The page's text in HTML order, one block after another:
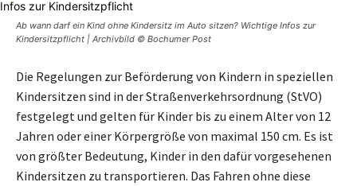
Ab wann darf ein Kind ohne Kindersitz im Auto sitzen? Wichtige Infos zur
Kindersitzpflicht | Archivbild © Bochumer Post
Die Regelungen zur Beförderung von Kindern in speziellen
Kindersitzen sind in der Straßenverkehrsordnung (StVO)
festgelegt und gelten für Kinder bis zu einem Alter von 12
Jahren oder einer Körpergröße von maximal 150 cm. Es ist
von größter Bedeutung, Kinder in den dafür vorgesehenen
Kindersitzen zu transportieren. Das Fahren ohne diese